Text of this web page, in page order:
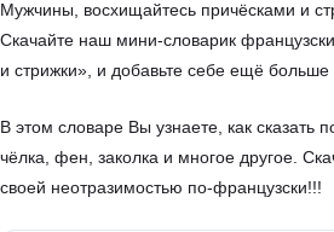
Мужчины, восхищайтесь причёсками и
Скачайте наш мини-словарик
и стрижки», и добавьте себе ещё
В этом словаре Вы узнаете, как сказать
чёлка, фен, заколка и многое другое.
своей неотразимостью по-французски!!!